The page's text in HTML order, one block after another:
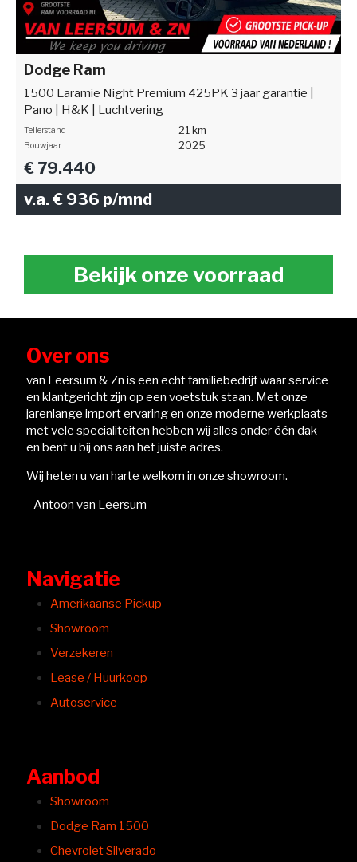
Dodge Ram
1500 Laramie Night Premium 425PK 3 jaar garantie |
Pano | H&K | Luchtvering
Tellerstand 21 km
Bouwjaar 2025
€ 79.440
v.a. € 936 p/mnd
Bekijk onze voorraad
Over ons
van Leersum & Zn is een echt familiebedrijf waar service
en klantgericht zijn op een voetstuk staan. Met onze
jarenlange import ervaring en onze moderne werkplaats
met vele specialiteiten hebben wij alles onder één dak
en bent u bij ons aan het juiste adres.
Wij heten u van harte welkom in onze showroom.
- Antoon van Leersum
Navigatie
Amerikaanse Pickup
Showroom
Verzekeren
Lease / Huurkoop
Autoservice
Aanbod
Showroom
Dodge Ram 1500
Chevrolet Silverado